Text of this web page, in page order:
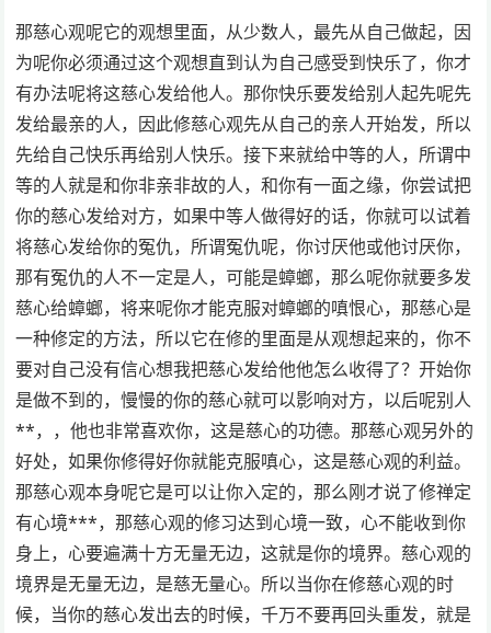
那慈心观呢它的观想里面，从少数人，最先从自己做起，因
为呢你必须通过这个观想直到认为自己感受到快乐了，你才
有办法呢将这慈心发给他人。那你快乐要发给别人起先呢先
发给最亲的人，因此修慈心观先从自己的亲人开始发，所以
先给自己快乐再给别人快乐。接下来就给中等的人，所谓中
等的人就是和你非亲非故的人，和你有一面之缘，你尝试把
你的慈心发给对方，如果中等人做得好的话，你就可以试着
将慈心发给你的冤仇，所谓冤仇呢，你讨厌他或他讨厌你，
那有冤仇的人不一定是人，可能是蟑螂，那么呢你就要多发
慈心给蟑螂，将来呢你才能克服对蟑螂的嗔恨心，那慈心是
一种修定的方法，所以它在修的里面是从观想起来的，你不
要对自己没有信心想我把慈心发给他他怎么收得了？开始你
是做不到的，慢慢的你的慈心就可以影响对方，以后呢别人
**，，他也非常喜欢你，这是慈心的功德。那慈心观另外的
好处，如果你修得好你就能克服嗔心，这是慈心观的利益。
那慈心观本身呢它是可以让你入定的，那么刚才说了修禅定
有心境***，那慈心观的修习达到心境一致，心不能收到你
身上，心要遍满十方无量无边，这就是你的境界。慈心观的
境界是无量无边，是慈无量心。所以当你在修慈心观的时
候，当你的慈心发出去的时候，千万不要再回头重发，就是